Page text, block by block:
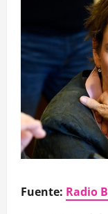
Fuente: Radio